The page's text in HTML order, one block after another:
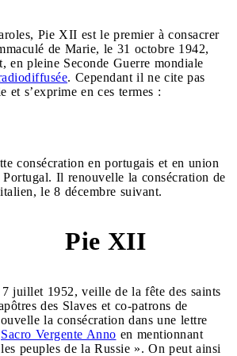
Pie XII est le premier à consacrer
de Marie, le 31 octobre 1942,
en pleine Seconde Guerre mondiale
. Cependant il ne cite pas
et s’exprime en ces termes :
consécration en portugais et en union
Portugal. Il renouvelle la consécration de
le 8 décembre suivant.
Pie XII
juillet 1952, veille de la fête des saints
des Slaves et co-patrons de
la consécration dans une lettre
Sacro Vergente Anno en mentionnant
peuples de la Russie ». On peut ainsi